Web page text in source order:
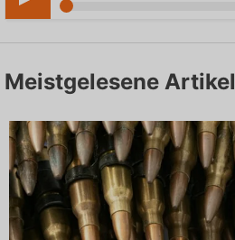
Meistgelesene Artikel